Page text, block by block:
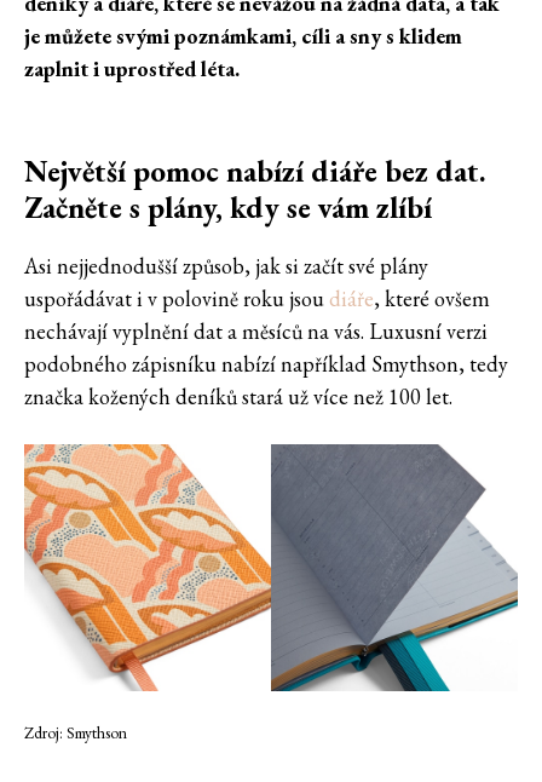
je můžete svými poznámkami, cíli a sny s klidem
zaplnit i uprostřed léta.
Největší pomoc nabízí diáře bez dat.
Začněte s plány, kdy se vám zlíbí
Asi nejjednodušší způsob, jak si začít své plány
uspořádávat i v polovině roku jsoudiáře, které ovšem
nechávají vyplnění dat a měsíců na vás. Luxusní verzi
podobného zápisníku nabízí například Smythson, tedy
značka kožených deníků stará už více než 100 let.
Zdroj: Smythson